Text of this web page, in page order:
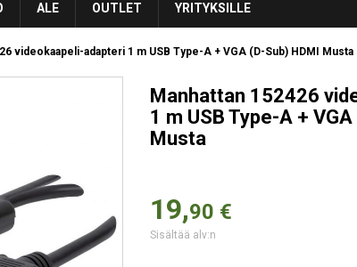
ALE OUTLET YRITYKSILLE
videokaapeli-adapteri 1 m USB Type-A + VGA (D-Sub) HDMI Musta
Manhattan 152426
1 m USB Type-A +
Musta
19,90 €
Sisältää alv:n